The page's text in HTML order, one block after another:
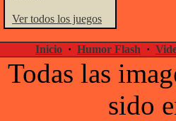
Ver todos los juegos
Inicio · Humor Flash ·
Todas las
sido